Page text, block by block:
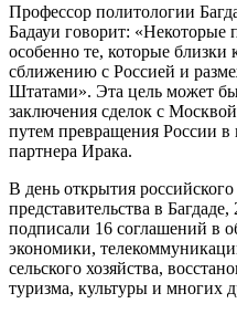
Профессор политологии
Бадауи говорит: «Некоторые
особенно те, которые близки
сближению с Россией и
Штатами». Эта цель может
заключения сделок с
путем превращения России в
партнера Ирака.
В день открытия
представительства в
подписали 16 соглашений в
экономики,
сельского хозяйства,
туризма, культуры и многих